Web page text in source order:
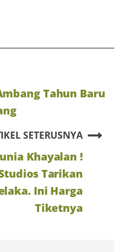
Tahun Baru
SETERUSNYA
Khayalan !
Tarikan
Ini Harga
Tiketnya